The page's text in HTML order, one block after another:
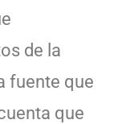
de la
fuente que
que